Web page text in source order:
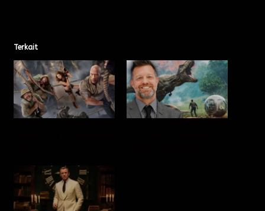
Terkait